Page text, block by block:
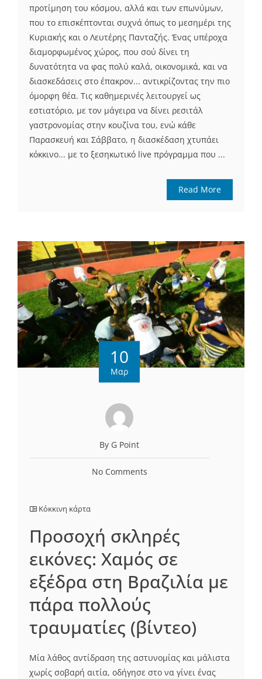
προτίμηση του κόσμου, αλλά και των επωνύμων,
που το επισκέπτονται συχνά όπως το μεσημέρι της
Κυριακής και ο Λευτέρης Πανταζής. Ένας υπέροχα
διαμορφωμένος χώρος, που σού δίνει τη
δυνατότητα να φας πολύ καλά, οικονομικά, και να
διασκεδάσεις στο έπακρον... αντικρίζοντας την πιο
όμορφη θέα. Τις καθημερινές λειτουργεί ως
εστιατόριο, με τον μάγειρα να δίνει ρεσιτάλ
γαστρονομίας στην κουζίνα του, ενώ κάθε
Παρασκευή και Σάββατο, η διασκέδαση χτυπάει
κόκκινο... με το ξεσηκωτικό live πρόγραμμα που ...
Read More
10
Μαρ
By G Point
No Comments
Κόκκινη κάρτα
Προσοχή σκληρές
εικόνες: Χαμός σε
εξέδρα στη Βραζιλία με
πάρα πολλούς
τραυματίες (βίντεο)
Μία λάθος αντίδραση της αστυνομίας και μάλιστα
χωρίς σοβαρή αιτία, οδήγησε στο να γίνει ένας